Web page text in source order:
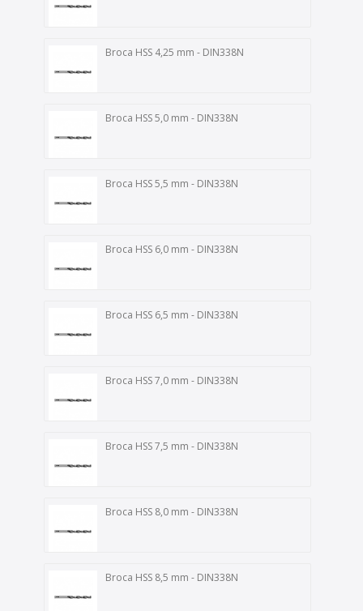
Broca HSS 4,25 mm - DIN338N
Broca HSS 5,0 mm - DIN338N
Broca HSS 5,5 mm - DIN338N
Broca HSS 6,0 mm - DIN338N
Broca HSS 6,5 mm - DIN338N
Broca HSS 7,0 mm - DIN338N
Broca HSS 7,5 mm - DIN338N
Broca HSS 8,0 mm - DIN338N
Broca HSS 8,5 mm - DIN338N